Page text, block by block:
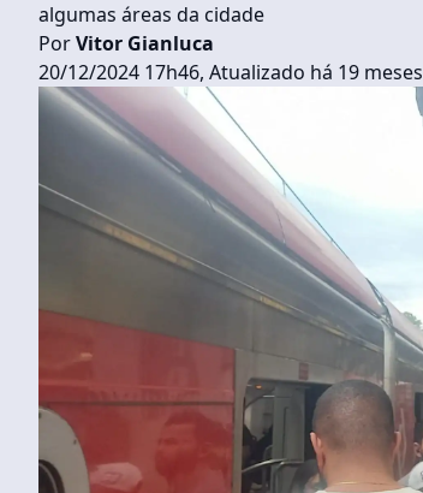
algumas áreas da cidade
PorVitor Gianluca
20/12/2024 17h46, Atualizado há 19 meses